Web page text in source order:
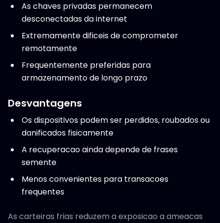
As chaves privadas permanecem
desconectadas da internet
Extremamente dificeis de comprometer
remotamente
Frequentemente preferidas para
armazenamento de longo prazo
Desvantagens
Os dispositivos podem ser perdidos, roubados ou
danificados fisicamente
A recuperacao ainda depende de frases
semente
Menos convenientes para transacoes
frequentes
As carteiras frias reduzem a exposicao a ameacas